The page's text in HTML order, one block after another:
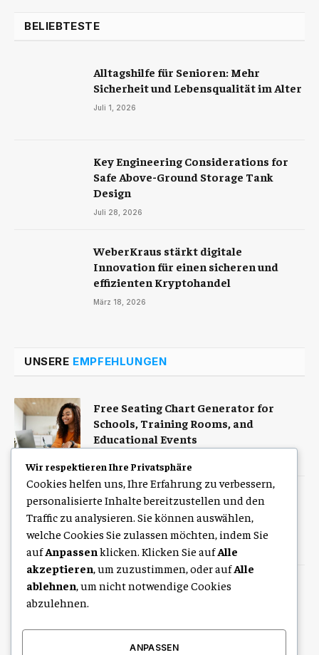
BELIEBTESTE
Alltagshilfe für Senioren: Mehr
Sicherheit und Lebensqualität im Alter
Juli 1, 2026
Key Engineering Considerations for
Safe Above-Ground Storage Tank
Design
Juli 28, 2026
WeberKraus stärkt digitale
Innovation für einen sicheren und
effizienten Kryptohandel
März 18, 2026
UNSERE EMPFEHLUNGEN
Free Seating Chart Generator for
Schools, Training Rooms, and
Educational Events
Auto mit Fahrer in Südindien für
Familien Paare und Gruppen
August 6, 2026
So finden Sie den richtigen
Wir respektieren Ihre Privatsphäre
Cookies helfen uns, Ihre Erfahrung zu verbessern,
personalisierte Inhalte bereitzustellen und den
Traffic zu analysieren. Sie können auswählen,
welche Cookies Sie zulassen möchten, indem Sie
aufAnpassen klicken. Klicken Sie aufAlle
akzeptieren, um zuzustimmen, oder aufAlle
ablehnen, um nicht notwendige Cookies
abzulehnen.
ANPASSEN